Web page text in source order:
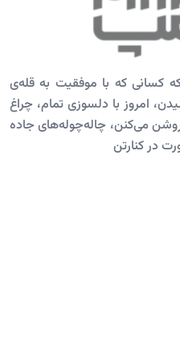
کسانی که با موفقیت به قله‌ی
امروز با دلسوزی تمام، چراغ
می‌کنن، چاله‌چوله‌های جاده
در کنارتن